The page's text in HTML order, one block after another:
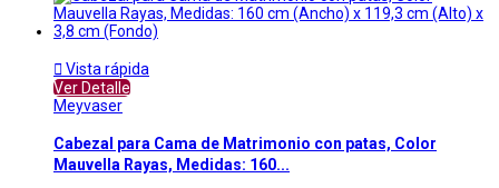
 Vista rápida
Ver Detalle
Meyvaser
Cabezal para Cama de Matrimonio con patas, Color
Mauvella Rayas, Medidas: 160...